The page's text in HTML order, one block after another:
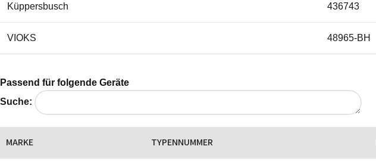
Küppersbusch 436743
VIOKS 48965-BH
Passend für folgende Geräte
Suche:
MARKE TYPENNUMMER